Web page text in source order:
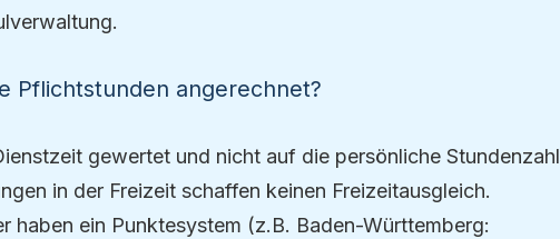
Pflichtstunden angerechnet?
gewertet und nicht auf die persönliche Stundenzahl
in der Freizeit schaffen keinen Freizeitausgleich.
haben ein Punktesystem (z.B. Baden-Württemberg: